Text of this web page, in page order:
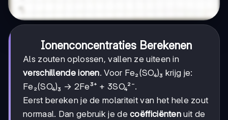
Ionenconcentraties Berekenen
Als zouten oplossen, vallen ze uiteen in
verschillende ionen. Voor Fe₂(SO₄)₃ krijg je:
Fe₂(SO₄)₃ → 2Fe³⁺ + 3SO₄²⁻.
Eerst bereken je de molariteit van het hele zout
normaal. Dan gebruik je decoëfficiënten uit de